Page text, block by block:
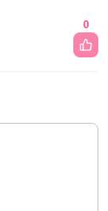
0